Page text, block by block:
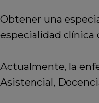
Obtener una
especialidad clínica
Actualmente, la
Asistencial,